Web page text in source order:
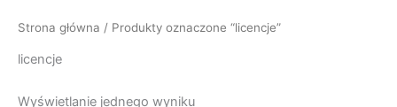
Strona główna / Produkty oznaczone “licencje”
licencje
Wyświetlanie jednego wyniku